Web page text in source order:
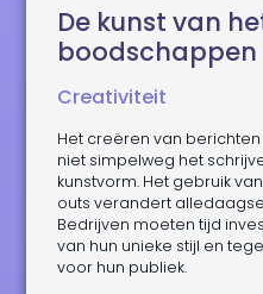
De kunst van
boodschappen
Creativiteit
Het creëren van
niet simpelweg het
kunstvorm. Het gebruik
outs verandert
Bedrijven moeten tijd
van hun unieke stijl en
voor hun publiek.